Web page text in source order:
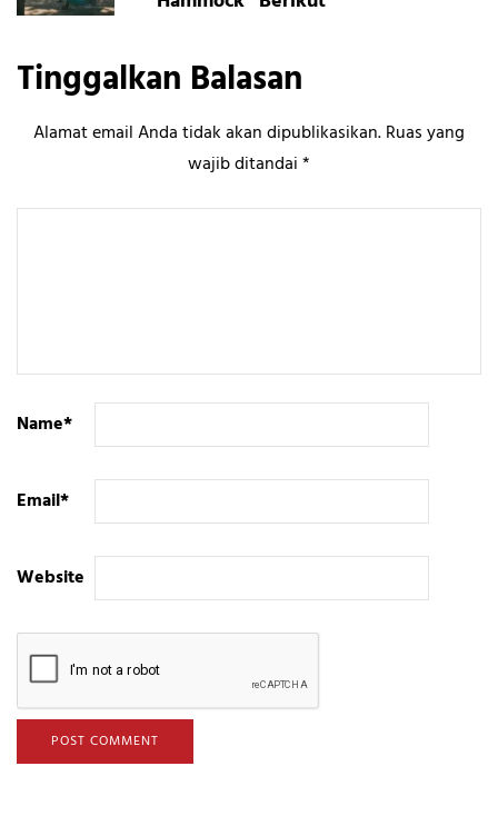
Tinggalkan Balasan
Alamat email Anda tidak akan dipublikasikan.Ruas yang
wajib ditandai*
Name*
Email*
Website